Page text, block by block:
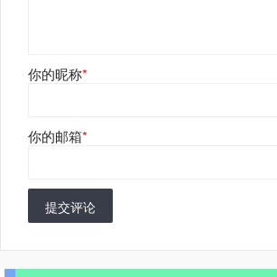
你的昵称*
你的邮箱*
提交评论